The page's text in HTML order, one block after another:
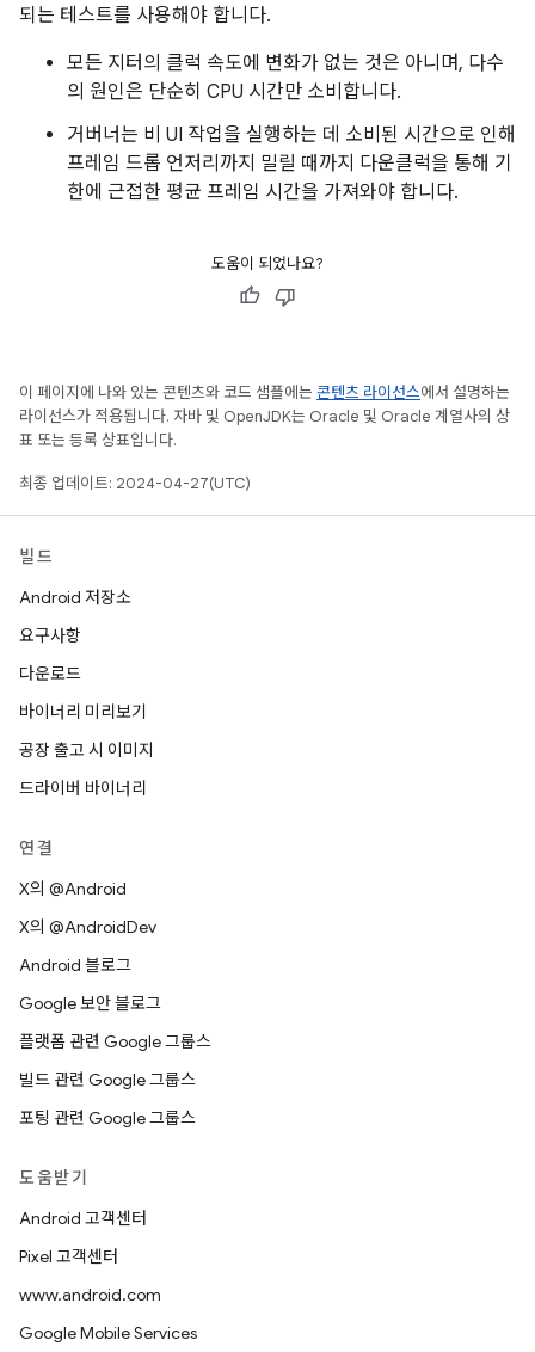
되는 테스트를 사용해야 합니다.
모든 지터의 클럭 속도에 변화가 없는 것은 아니며, 다수
의 원인은 단순히 CPU 시간만 소비합니다.
거버너는 비 UI 작업을 실행하는 데 소비된 시간으로 인해
프레임 드롭 언저리까지 밀릴 때까지 다운클럭을 통해 기
한에 근접한 평균 프레임 시간을 가져와야 합니다.
도움이 되었나요?
이 페이지에 나와 있는 콘텐츠와 코드 샘플에는 콘텐츠 라이선스에서 설명하는
라이선스가 적용됩니다. 자바 및 OpenJDK는 Oracle 및 Oracle 계열사의 상
표 또는 등록 상표입니다.
최종 업데이트: 2024-04-27(UTC)
빌드
Android 저장소
요구사항
다운로드
바이너리 미리보기
공장 출고 시 이미지
드라이버 바이너리
연결
X의 @Android
X의 @AndroidDev
Android 블로그
Google 보안 블로그
플랫폼 관련 Google 그룹스
빌드 관련 Google 그룹스
포팅 관련 Google 그룹스
도움받기
Android 고객센터
Pixel 고객센터
www.android.com
Google Mobile Services